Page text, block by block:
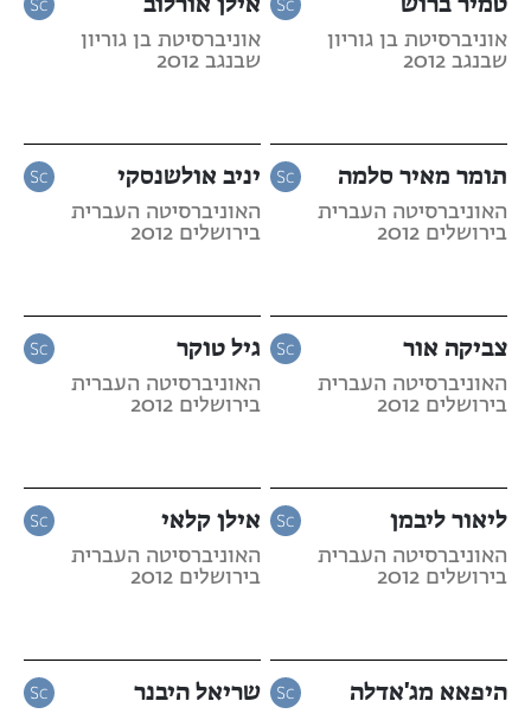
אוניברסיטת בן גוריון
שבנגב 2012
אוניברסיטת בן גוריון
שבנגב 2012
תומר מאיר סלמה
האוניברסיטה העברית
בירושלים 2012
יניב אולשנסקי
האוניברסיטה העברית
בירושלים 2012
צביקה אור
האוניברסיטה העברית
בירושלים 2012
גיל טוקר
האוניברסיטה העברית
בירושלים 2012
ליאור ליבמן
האוניברסיטה העברית
בירושלים 2012
אילן קלאי
האוניברסיטה העברית
בירושלים 2012
היפאא מג'אדלה שריאל היבנר